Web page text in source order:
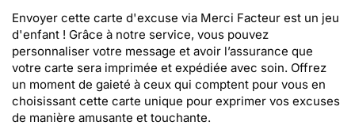
Envoyer cette carte d'excuse via Merci Facteur est un jeu
d'enfant ! Grâce à notre service, vous pouvez
personnaliser votre message et avoir l’assurance que
votre carte sera imprimée et expédiée avec soin. Offrez
un moment de gaieté à ceux qui comptent pour vous en
choisissant cette carte unique pour exprimer vos excuses
de manière amusante et touchante.